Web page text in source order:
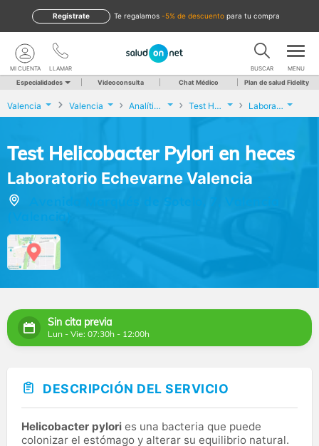
te regalamos -5% de descuento para tu compra
Regístrate
LLAMAR
MI CUENTA BUSCAR MENU
Especialidades Videoconsulta Chat Médico Plan de salud Fidelity
Valencia Valencia Analíticas y Genética Test Helicobacter Pylori en heces Laboratorio Echevarne Valencia
Test Helicobacter Pylori en heces
Laboratorio Echevarne Valencia
Sin cita previa
Lun - Vie: 07:30h - 12:00h
DESCRIPCIÓN DEL SERVICIO
Helicobacter pylori es una bacteria que puede
colonizar el estómago y alterar su equilibrio natural.